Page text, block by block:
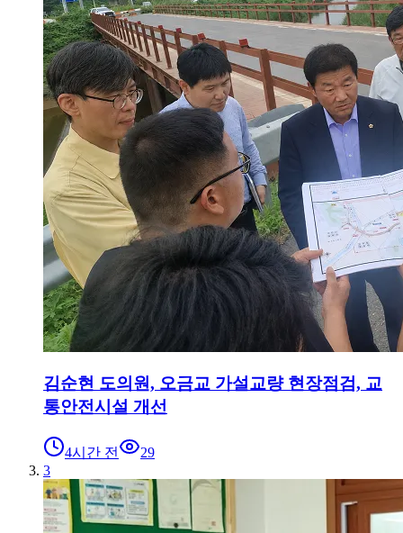
김순현 도의원, 오금교 가설교량 현장점검, 교
통안전시설 개선
4시간 전
29
3